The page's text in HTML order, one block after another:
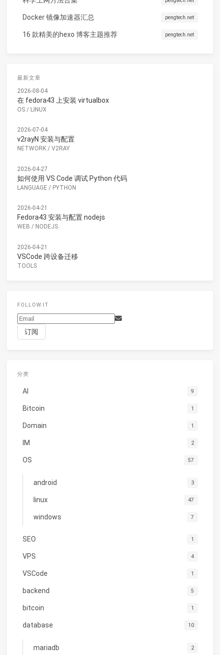
Docker 镜像加速器汇总 pengtech.net
16 款精美的hexo 博客主题推荐 pengtech.net
最新文章
2026-08-04
在 fedora43 上安装 virtualbox
OS / LINUX
2026-07-04
v2rayN 安装与配置
NETWORK / V2RAY
2026-04-27
如何使用 VS Code 调试 Python 代码
LANGUAGE / PYTHON
2026-04-21
Fedora43 安装与配置 nodejs
WEB / NODEJS
2026-04-21
VSCode 跨设备迁移
TOOLS
FOLLOW.IT
分类
AI 9
Bitcoin 1
Domain 1
IM 2
OS 57
android 3
linux 47
windows 7
SEO 1
VPS 4
VSCode 1
backend 5
bitcoin 1
database 10
mariadb 2